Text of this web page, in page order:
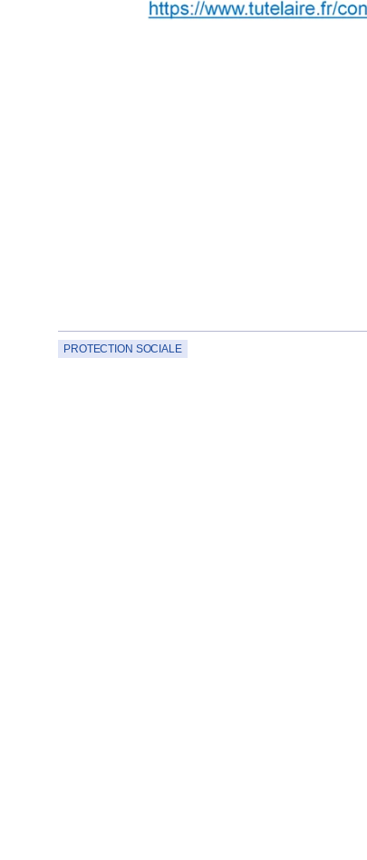
PROTECTION SOCIALE